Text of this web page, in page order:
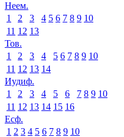
Неем.
1
2 3 4 5 6 7 8 9 10
11 12 13
Тов.
1
2 3 4 5 6 7 8 9 10
11 12 13 14
Иудиф.
1
2 3 4 5 6 7 8 9 10
11 12 13 14 15 16
Есф.
1 2 3 4 5 6 7 8 9 10